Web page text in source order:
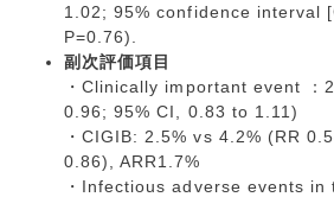
1.02; 95% confidence interval
P=0.76).
副次評価項目
・Clinically important event ：
0.96; 95% CI, 0.83 to 1.11)
・CIGIB: 2.5% vs 4.2% (RR
0.86), ARR1.7%
・Infectious adverse events in